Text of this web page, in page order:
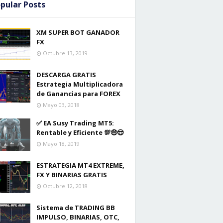
Posts
XM SUPER BOT GANADOR
FX
Octubre 13, 2019
DESCARGA GRATIS
Estrategia Multiplicadora
de Ganancias para FOREX
Mayo 03, 2018
✅ EA Susy Trading MT5:
Rentable y Eficiente 💯🤑😎
Mayo 18, 2019
ESTRATEGIA MT4 EXTREME,
FX Y BINARIAS GRATIS
Octubre 12, 2018
Sistema de TRADING BB
IMPULSO, BINARIAS, OTC,